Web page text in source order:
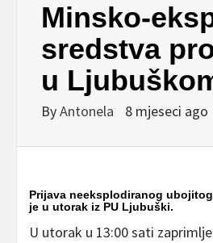
Minsko-
sredstva
u
ByAntonela 8 mjeseci ago
Prijava neeksplodiranog
je u utorak iz PU Ljubuški.
U utorak u 13:00 sati